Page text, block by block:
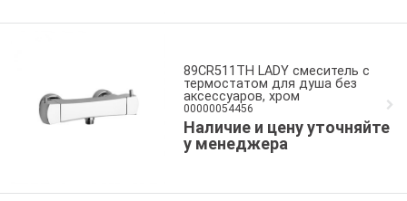
89CR511TH LADY смеситель с
термостатом для душа без
аксессуаров, хром
00000054456
Наличие и цену уточняйте
у менеджера